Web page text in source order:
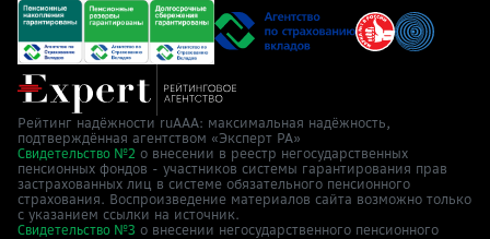
Рейтинг надёжности ruAAA: максимальная надёжность,
подтверждённая агентством «Эксперт РА»
Свидетельство №2 о внесении в реестр негосударственных
пенсионных фондов - участников системы гарантирования прав
застрахованных лиц в системе обязательного пенсионного
страхования. Воспроизведение материалов сайта возможно только
с указанием ссылки на источник.
Свидетельство №3 о внесении негосударственного пенсионного